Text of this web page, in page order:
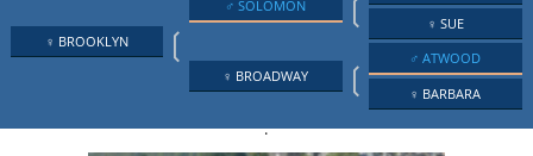
♀ BROOKLYN ❲
♂ SOLOMON
♀ SUE
♀ BROADWAY ❲
♂ ATWOOD
♀ BARBARA
.